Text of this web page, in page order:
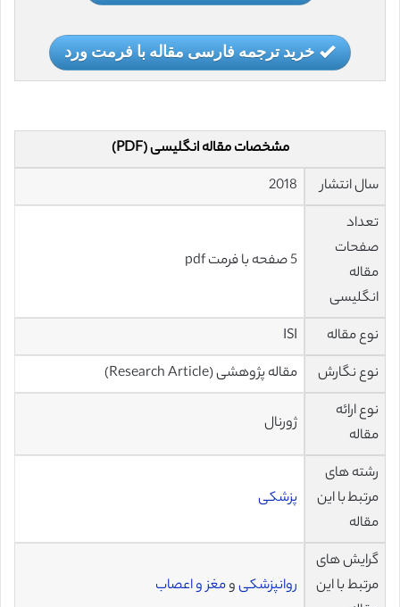
خرید ترجمه فارسی مقاله با فرمت ورد
مشخصات مقاله انگلیسی (PDF)
سال انتشار
2018
تعداد
صفحات
مقاله
انگلیسی
5 صفحه با فرمت pdf
نوع مقاله
ISI
نوع نگارش
مقاله پژوهشی (Research Article)
نوع ارائه
مقاله
ژورنال
رشته های
مرتبط با این
مقاله
پزشکی
گرایش های
مرتبط با این
روانپزشکیومغز و اعصاب